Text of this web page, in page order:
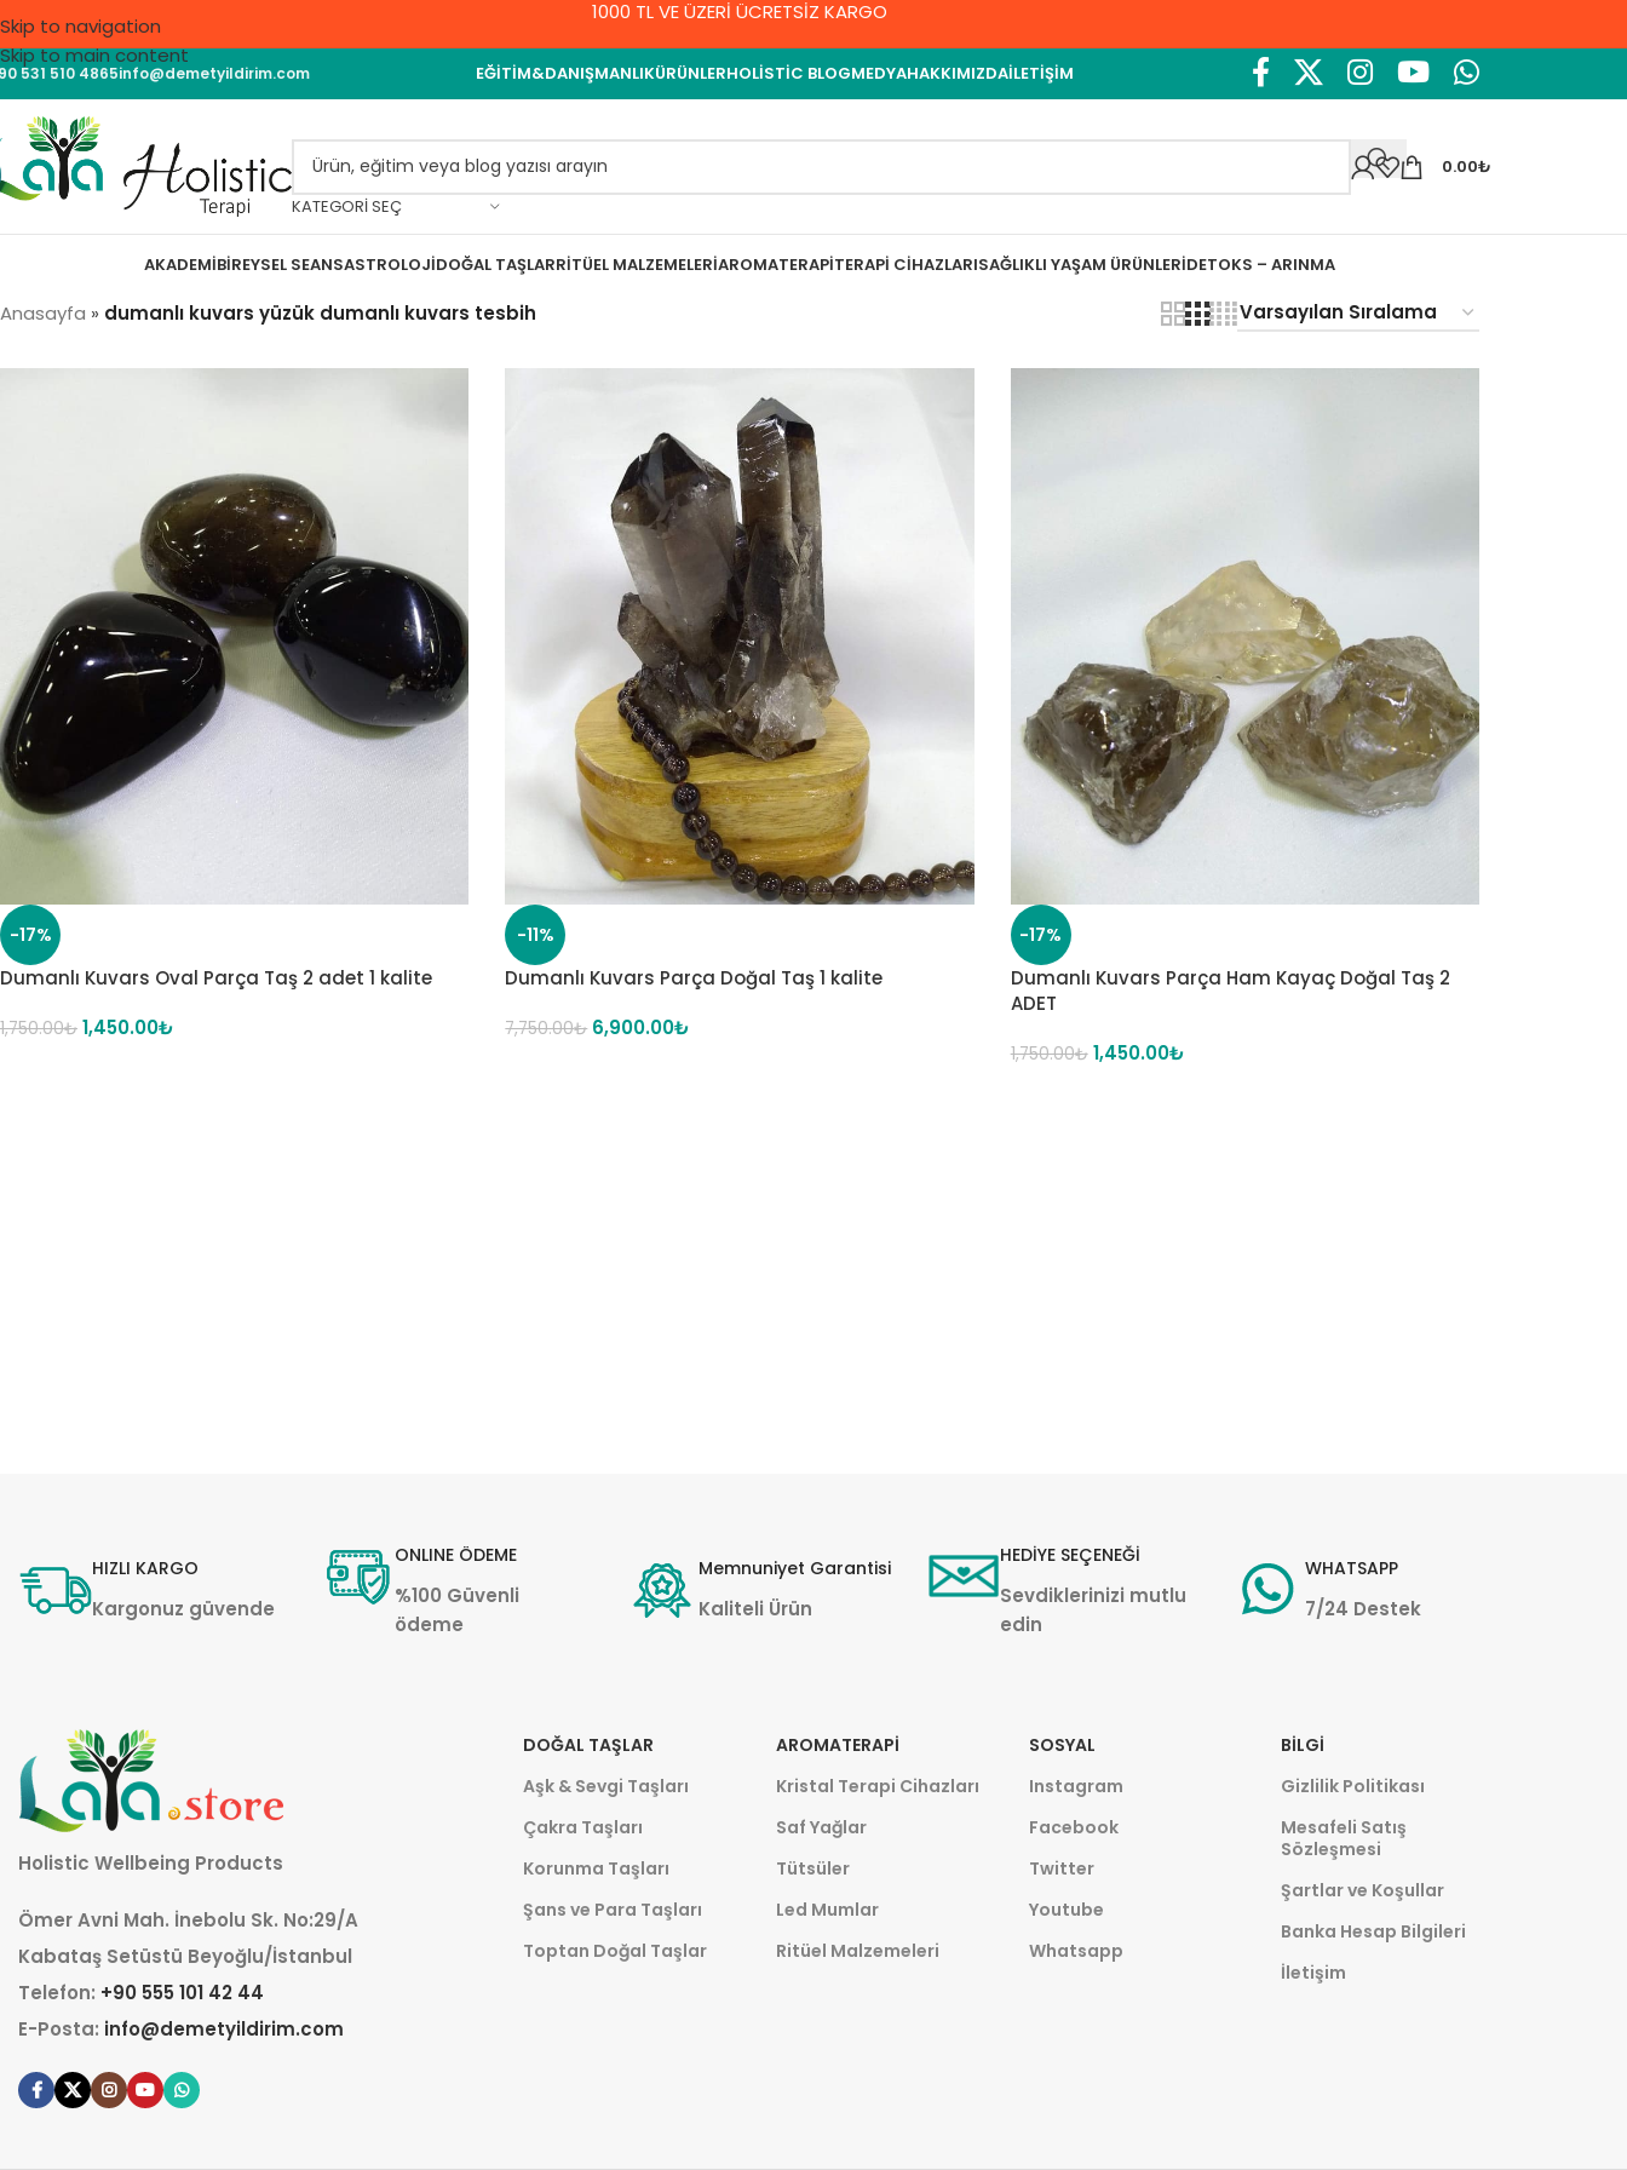
Skip to navigation
Skip to main content
1000 TL VE ÜZERİ ÜCRETSİZ KARGO
531 510 4865info@demetyildirim.com EĞITIM&DANIŞMANLIKÜRÜNLERHOLISTIC BLOGMEDYAHAKKIMIZDAİLETIŞIM
KATEGORI SEÇ
0.00₺
AKADEMIBIREYSEL SEANSASTROLOJIDOĞAL TAŞLARRITÜEL MALZEMELERIAROMATERAPITERAPI CIHAZLARISAĞLIKLI YAŞAM ÜRÜNLERIDETOKS – ARINMA
Anasayfa » dumanlı kuvars yüzük dumanlı kuvars tesbih
-17%
Dumanlı Kuvars Oval Parça Taş 2 adet 1 kalite
1,750.00₺ 1,450.00₺
-11%
Dumanlı Kuvars Parça Doğal Taş 1 kalite
7,750.00₺ 6,900.00₺
-17%
Dumanlı Kuvars Parça Ham Kayaç Doğal Taş 2
ADET
1,750.00₺ 1,450.00₺
HIZLI KARGO
Kargonuz güvende
ONLINE ÖDEME
%100 Güvenli
ödeme
Memnuniyet Garantisi
Kaliteli Ürün
HEDİYE SEÇENEĞİ
Sevdiklerinizi mutlu
edin
WHATSAPP
7/24 Destek
Holistic Wellbeing Products
Ömer Avni Mah. İnebolu Sk. No:29/A
Kabataş Setüstü Beyoğlu/İstanbul
Telefon: +90 555 101 42 44
E-Posta: info@demetyildirim.com
DOĞAL TAŞLAR
Aşk & Sevgi Taşları
Çakra Taşları
Korunma Taşları
Şans ve Para Taşları
Toptan Doğal Taşlar
AROMATERAPI
Kristal Terapi Cihazları
Saf Yağlar
Tütsüler
Led Mumlar
Ritüel Malzemeleri
SOSYAL
Instagram
Facebook
Twitter
Youtube
Whatsapp
BILGI
Gizlilik Politikası
Mesafeli Satış
Sözleşmesi
Şartlar ve Koşullar
Banka Hesap Bilgileri
İletişim